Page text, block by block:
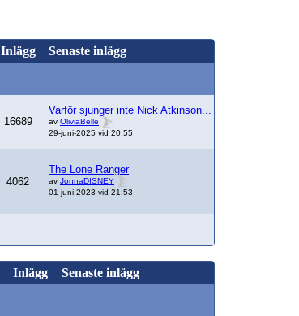
Inlägg Senaste inlägg
16689
Varför sjunger inte Nick Atkinson...
av OliviaBelle
29-juni-2025 vid 20:55
4062
The Lone Ranger
av JonnaDISNEY
01-juni-2023 vid 21:53
Inlägg Senaste inlägg